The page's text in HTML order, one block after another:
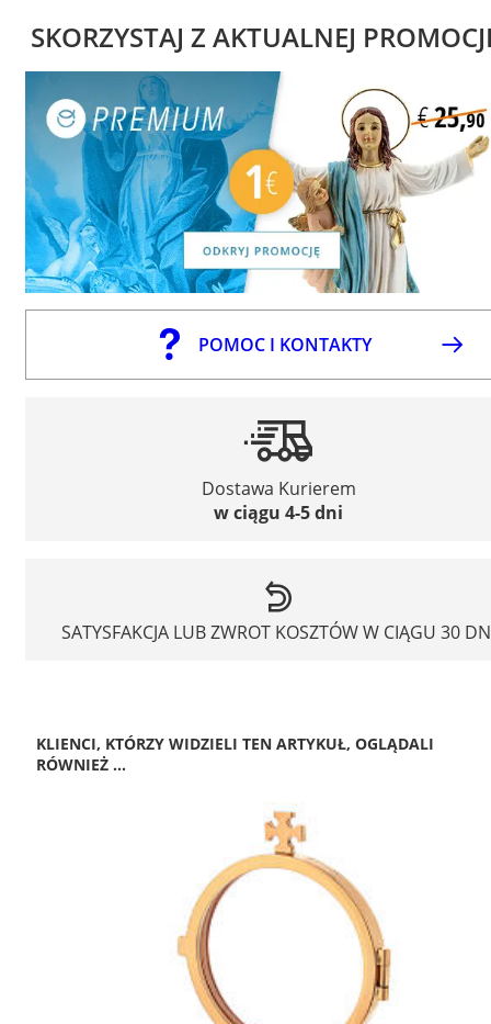
SKORZYSTAJ Z AKTUALNEJ
POMOC I KONTAKTY
Dostawa Kurierem
w ciągu 4-5 dni
SATYSFAKCJA LUB ZWROT KOSZTÓW W CIĄGU 30
KLIENCI, KTÓRZY WIDZIELI TEN ARTYKUŁ, OGLĄDALI
RÓWNIEŻ ...